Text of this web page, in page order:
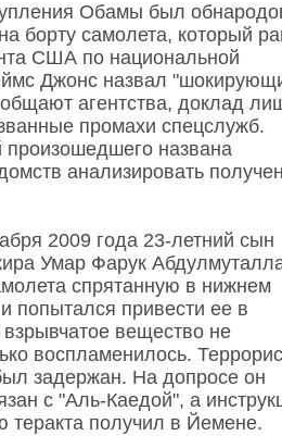
Обамы был
борту самолета, который
США по национальной
Джонс назвал
агентства, доклад
промахи спецслужб.
произошедшего названа
анализировать
2009 года 23-летний сын
Умар Фарук
спрятанную в нижнем
попытался привести ее в
вещество не
воспламенилось.
задержан. На допросе он
с "Аль-Каедой", а
теракта получил в Йемене.